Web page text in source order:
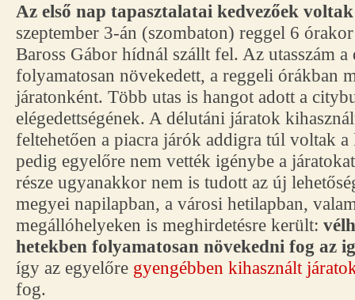
Az első nap tapasztalatai kedvezőek
szeptember 3-án (szombaton) reggel 6
Baross Gábor hídnál szállt fel. Az utasszám a
folyamatosan növekedett, a reggeli órákban
járatonként. Több utas is hangot adott a
elégedettségének. A délutáni járatok
feltehetően a piacra járók addigra túl voltak a
pedig egyelőre nem vették igénybe a
része ugyanakkor nem is tudott az új
megyei napilapban, a városi hetilapban,
megállóhelyeken is meghirdetésre került:
hetekben folyamatosan növekedni fog az
így az egyelőre gyengébben kihasznált
fog.